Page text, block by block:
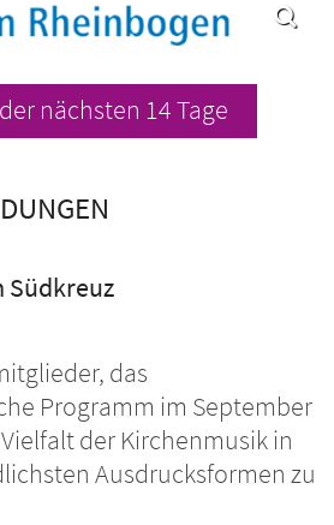
nächsten 14 Tage
Südkreuz
das
Programm im September
der Kirchenmusik in
Ausdrucksformen zu